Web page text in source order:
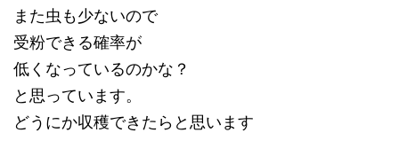
また虫も少ないので
受粉できる確率が
低くなっているのかな？
と思っています。
どうにか収穫できたらと思います